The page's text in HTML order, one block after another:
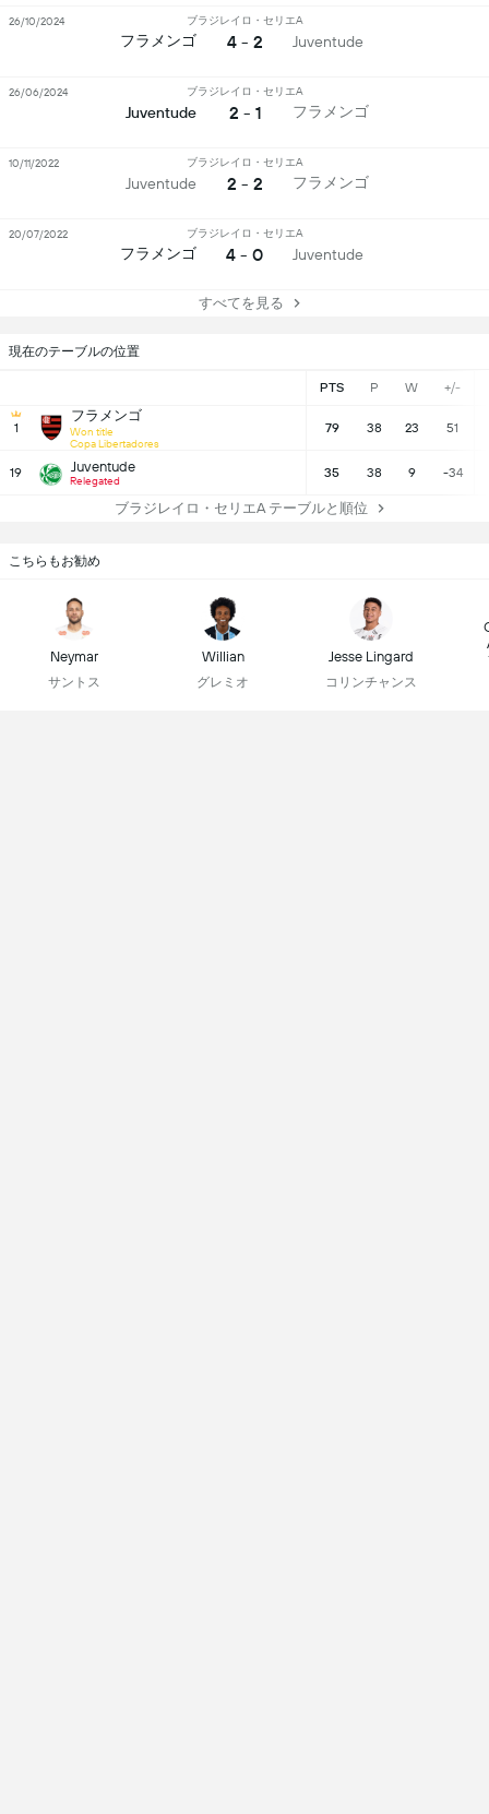
現在のテーブルの位置
PTS P W +/-
1
フラメンゴ
Won title
Copa Libertadores
79 38 23 51
19 Juventude
Relegated
35 38 9 -34
ブラジレイロ・セリエA テーブルと順位
フラメンゴ
ブラジレイロ・セリエA
4 - 2 Juventude
26/10/2024
Juventude
ブラジレイロ・セリエA
2 - 1 フラメンゴ
26/06/2024
Juventude
ブラジレイロ・セリエA
2 - 2 フラメンゴ
10/11/2022
フラメンゴ
ブラジレイロ・セリエA
4 - 0 Juventude
20/07/2022
すべてを見る
こちらもお勧め
Neymar
サントス
Willian
グレミオ
Jesse Lingard
コリンチャンス